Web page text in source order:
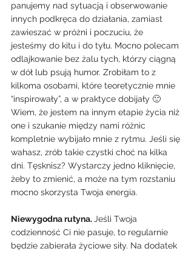
panujemy nad sytuacją i obserwowanie
innych podkręca do działania, zamiast
zawieszać w próżni i poczuciu, że
jesteśmy do kitu i do tyłu. Mocno polecam
odlajkowanie bez żalu tych, którzy ciągną
w dół lub psują humor. Zrobiłam to z
kilkoma osobami, które teoretycznie mnie
“inspirowały”, a w praktyce dobijały 🙂
Wiem, że jestem na innym etapie życia niż
one i szukanie między nami różnic
kompletnie wybijało mnie z rytmu. Jeśli się
wahasz, zrób takie czystki choć na kilka
dni. Tęsknisz? Wystarczy jedno kliknięcie,
żeby to zmienić, a może na tym rozstaniu
mocno skorzysta Twoja energia.
Niewygodna rutyna. Jeśli Twoja
codzienność Ci nie pasuje, to regularnie
będzie zabierała życiowe siły. Na dodatek